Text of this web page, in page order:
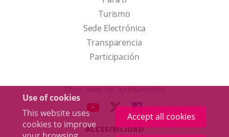
Use of cookies
This website uses
cookies to improve
Accept all cookies
TurismoThis
link
will
open
a
up
window.
Sede Electrónica
Transparencia
Participación
Otras webs del ayuntamiento
LINK
EXTERNAL
LINK
TO
EXTERNAL
LINK
TO
EXTERNAL
ACCESIBILIDAD